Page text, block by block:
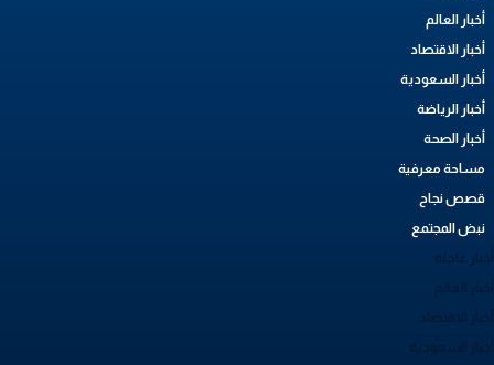
أخبار العالم
أخبار الاقتصاد
أخبار السعودية
أخبار الرياضة
أخبار الصحة
مساحة معرفية
قصص نجاح
نبض المجتمع
عاجلة
العالم
الاقتصاد